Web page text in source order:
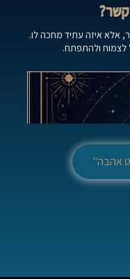
אלא איזה עתיד מחכה לו.
לצמוח ולהתפתח.
אהבה"